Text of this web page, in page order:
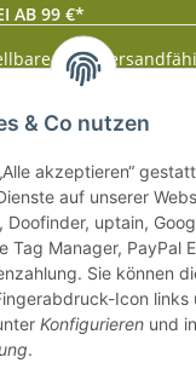
AB 99 €*
(Festland) ab 99
entnehmen Sie
.
& Co nutzen
akzeptieren“
auf unserer
Doofinder, uptain,
Tag Manager, PayPal
Sie können
Icon links
Konfigurieren und
.